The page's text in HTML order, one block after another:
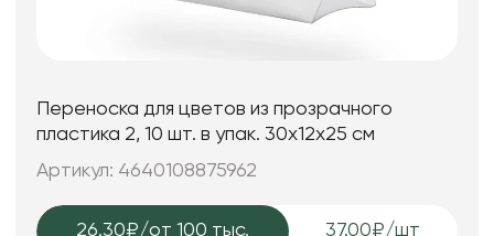
Переноска для цветов из прозрачного
пластика 2, 10 шт. в упак. 30x12x25 см
Артикул: 4640108875962
26.30₽/от 100 тыс. 37.00₽/шт